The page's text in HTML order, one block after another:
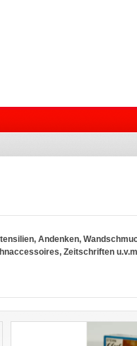
Andenken,
Zeitschriften